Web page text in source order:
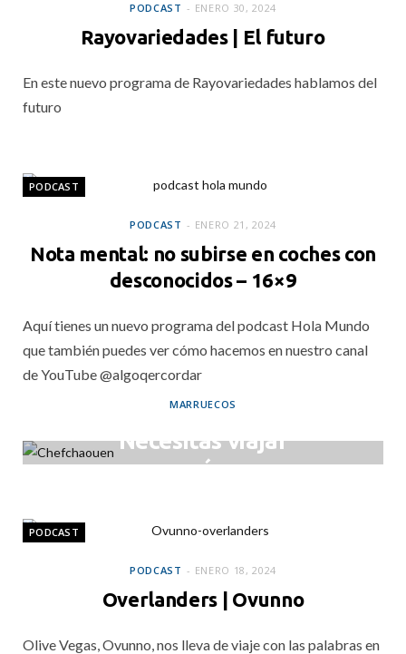
PODCAST ENERO 30, 2024
Rayovariedades | El futuro
En este nuevo programa de Rayovariedades hablamos del
futuro
PODCAST
PODCAST ENERO 21, 2024
Nota mental: no subirse en coches con
desconocidos – 16×9
Aquí tienes un nuevo programa del podcast Hola Mundo
que también puedes ver cómo hacemos en nuestro canal
de YouTube @algoqercordar
MARRUECOS
Necesitas viajar
más
PODCAST
PODCAST ENERO 18, 2024
Overlanders | Ovunno
Olive Vegas, Ovunno, nos lleva de viaje con las palabras en